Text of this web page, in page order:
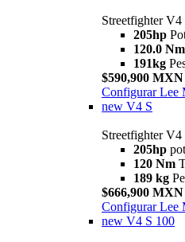
Streetfighter V4
205hp
120.0 Nm
191kg
$590,900 MXN
Configurar Lee
new V4 S
Streetfighter V4
205hp
120 Nm
189 kg
$666,900 MXN
Configurar Lee
new V4 S 100